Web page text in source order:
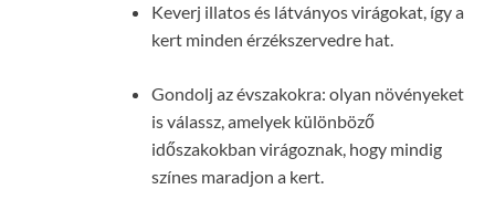
Keverj illatos és látványos virágokat, így a
kert minden érzékszervedre hat.
Gondolj az évszakokra: olyan növényeket
is válassz, amelyek különböző
időszakokban virágoznak, hogy mindig
színes maradjon a kert.